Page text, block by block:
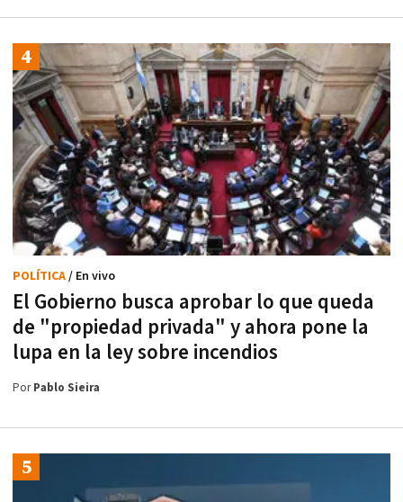
El Gobierno busca aprobar lo que queda
de "propiedad privada" y ahora pone la
lupa en la ley sobre incendios
POLÍTICA/ En vivo
PorPablo Sieira